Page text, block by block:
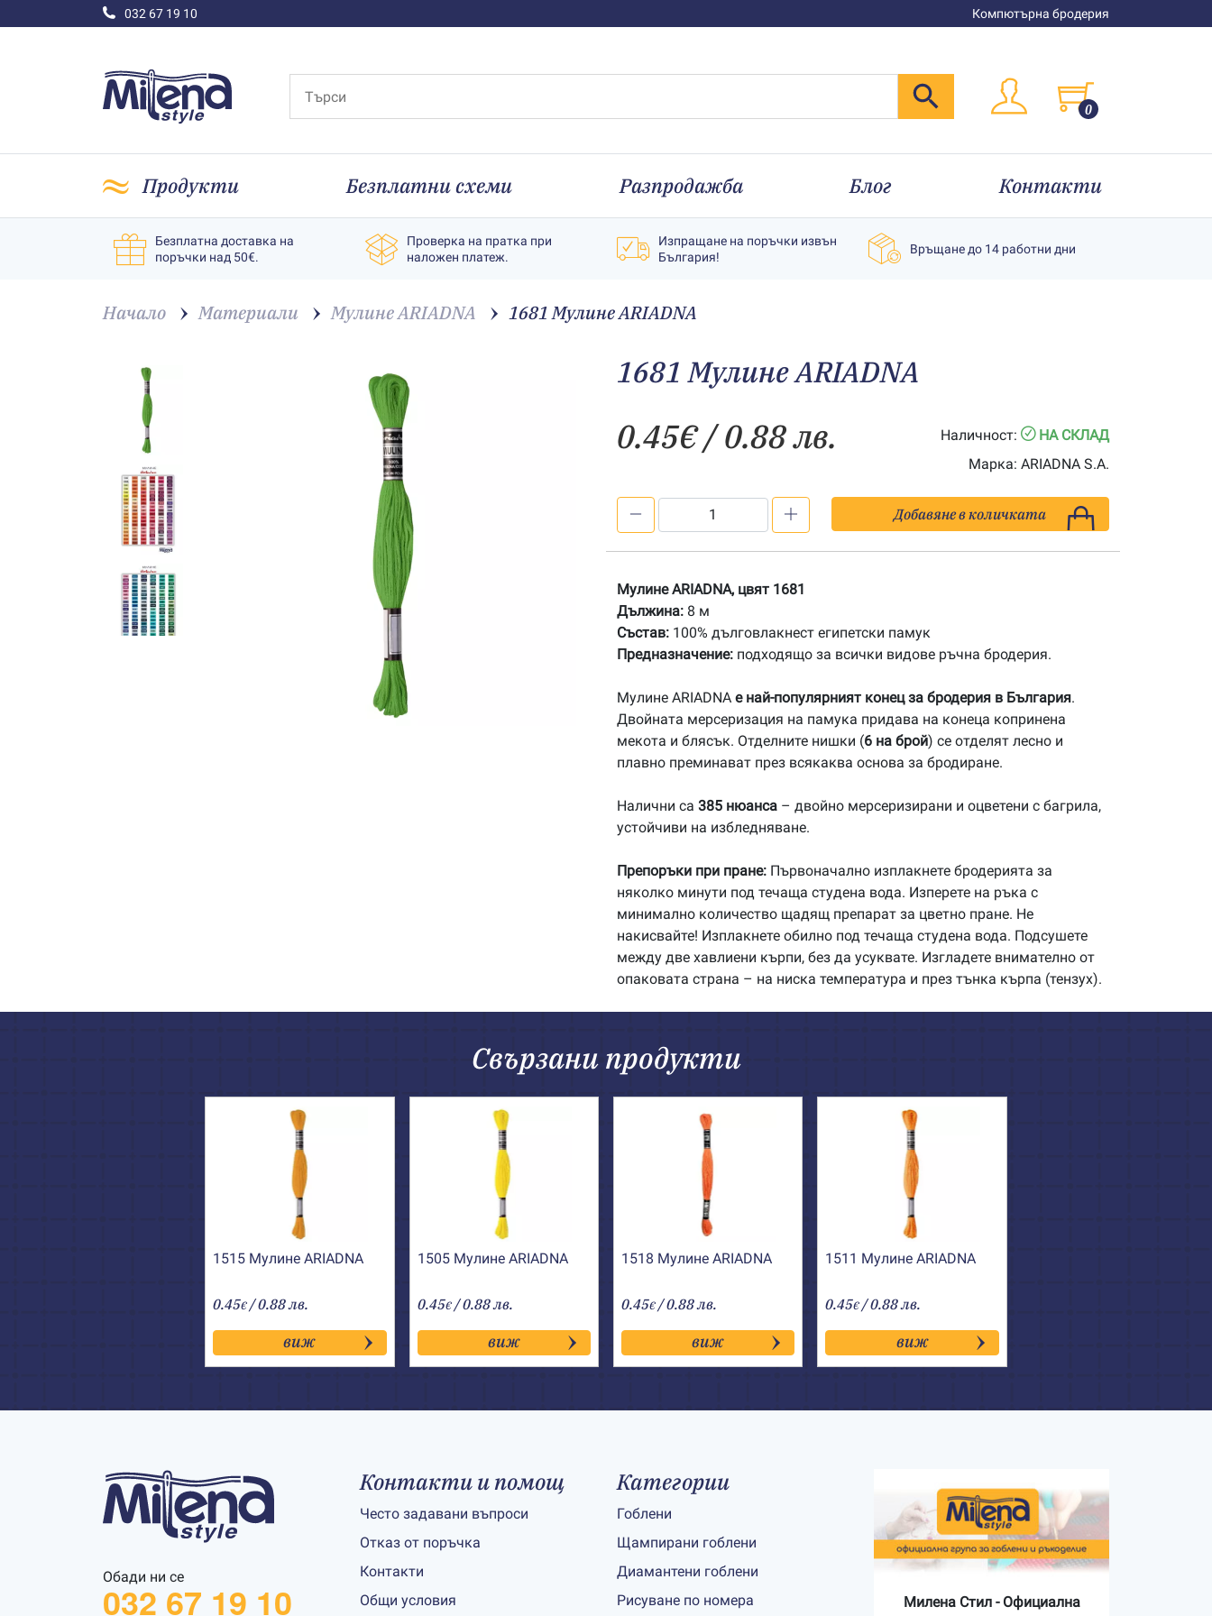
032 67 19 10 Компютърна бродерия
0
Продукти Безплатни схеми Разпродажба Блог Контакти
Безплатна доставка на
поръчки над 50€.
Проверка на пратка при
наложен платеж.
Изпращане на поръчки извън
България!
Връщане до 14 работни дни
Начало Материали Мулине ARIADNA 1681 Мулине АRIADNA
1681 Мулине АRIADNA
0.45€/ 0.88 лв. Наличност:
НА СКЛАД
Марка: ARIADNA S.A.
Мулине
АRIADNA
Добавяне в количката
Мулине ARIADNA, цвят 1681
Дължина: 8 м
Състав: 100% дълговлакнест египетски памук
Предназначение: подходящо за всички видове ръчна бродерия.
Мулине ARIADNA е най-популярният конец за бродерия в България.
Двойната мерсеризация на памука придава на конеца копринена
мекота и блясък. Отделните нишки (6 на брой) се отделят лесно и
плавно преминават през всякаква основа за бродиране.
Налични са 385 нюанса – двойно мерсеризирани и оцветени с багрила,
устойчиви на избледняване.
Препоръки при пране: Първоначално изплакнете бродерията за
няколко минути под течаща студена вода. Изперете на ръка с
минимално количество щадящ препарат за цветно пране. Не
накисвайте! Изплакнете обилно под течаща студена вода. Подсушете
между две хавлиени кърпи, без да усуквате. Изгладете внимателно от
опаковата страна – на ниска температура и през тънка кърпа (тензух).
Свързани продукти
1515 Мулине АRIADNA
0.45€ / 0.88 лв.
виж
1505 Мулине АRIADNA
0.45€/ 0.88 лв.
виж
1518 Мулине АRIADNA
0.45€ / 0.88 лв.
виж
1511 Мулине АRIADNA
0.45€ / 0.88 лв.
виж
Обади ни се
032 67 19 10
Контакти и помощ
Често задавани въпроси
Отказ от поръчка
Контакти
Общи условия
Категории
Гоблени
Щампирани гоблени
Диамантени гоблени
Рисуване по номера
Милена Стил - Официална